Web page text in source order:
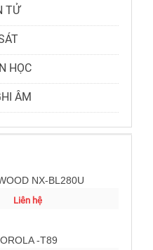
TỬ
HỌC
ÂM
NX-BL280U
Liên hệ
-T89